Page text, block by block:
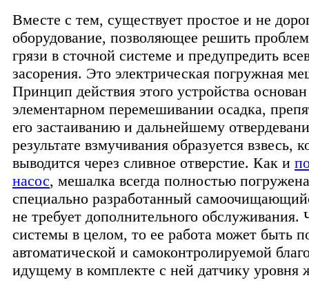
Вместе с тем, существует простое и не
оборудование, позволяющее решить
грязи в сточной системе и предупредить
засорения. Это электрическая погружная
Принцип действия этого устройства
элементарном перемешивании осадка,
его застаиванию и дальнейшему
результате взмучивания образуется взвесь,
выводится через сливное отверстие. Как и
насос, мешалка всегда полностью
специально разработанный
не требует дополнительного обслуживания.
системы в целом, то ее работа может быть
автоматической и самоконтролируемой
идущему в комплекте с ней датчику уровня